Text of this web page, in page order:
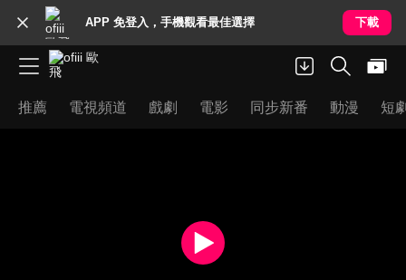
APP 免登入，手機觀看最佳選擇 下載
推薦 電視頻道 戲劇 電影 同步新番 動漫 短